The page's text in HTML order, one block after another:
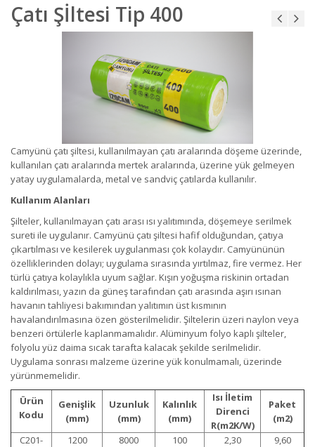
Çatı Şİltesi Tip 400
Camyünü çatı şiltesi, kullanılmayan çatı aralarında döşeme üzerinde,
kullanılan çatı aralarında mertek aralarında, üzerine yük gelmeyen
yatay uygulamalarda, metal ve sandviç çatılarda kullanılır.
Kullanım Alanları
Şilteler, kullanılmayan çatı arası ısı yalıtımında, döşemeye serilmek
sureti ile uygulanır. Camyünü çatı şiltesi hafif olduğundan, çatıya
çıkartılması ve kesilerek uygulanması çok kolaydır. Camyününün
özelliklerinden dolayı; uygulama sırasında yırtılmaz, fire vermez. Her
türlü çatıya kolaylıkla uyum sağlar. Kışın yoğuşma riskinin ortadan
kaldırılması, yazın da güneş tarafından çatı arasında aşırı ısınan
havanın tahliyesi bakımından yalıtımın üst kısmının
havalandırılmasına özen gösterilmelidir. Şiltelerin üzeri naylon veya
benzeri örtülerle kaplanmamalıdır. Alüminyum folyo kaplı şilteler,
folyolu yüz daima sıcak tarafta kalacak şekilde serilmelidir.
Uygulama sonrası malzeme üzerine yük konulmamalı, üzerinde
yürünmemelidir.
Ürün
Kodu
Genişlik
(mm)
Uzunluk
(mm)
Kalınlık
(mm)
Isı İletim
Direnci
R(m2K/W)
Paket
(m2)
C201-
1200 8000 100 2,30 9,60